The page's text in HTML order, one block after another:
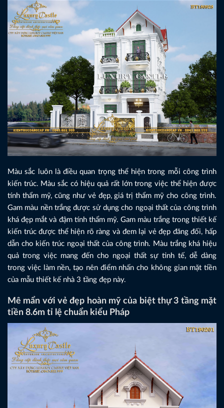
Màu sắc luôn là điều quan trọng thể hiện trong mỗi công trình
kiến trúc. Màu sắc có hiệu quả rất lớn trong việc thể hiện được
tính thẩm mỹ, cũng như vẻ đẹp, giá trị thẩm mỹ cho công trình.
Gam màu nền trắng được sử dụng cho ngoại thất của công trình
khá đẹp mắt và đậm tính thẩm mỹ. Gam màu trắng trong thiết kế
kiến trúc được thể hiện rõ ràng và đem lại vẻ đẹp đăng đối, hấp
dẫn cho kiến trúc ngoại thất của công trình. Màu trắng khá hiệu
quả trong việc mang đến cho ngoại thất sự tinh tế, dễ dàng
trong việc làm nền, tạo nên điểm nhấn cho không gian mặt tiền
của mẫu thiết kế nhà 3 tầng đẹp này.
Mê mẩn với vẻ đẹp hoàn mỹ của biệt thự 3 tầng mặt
tiền 8.6m tỉ lệ chuẩn kiểu Pháp